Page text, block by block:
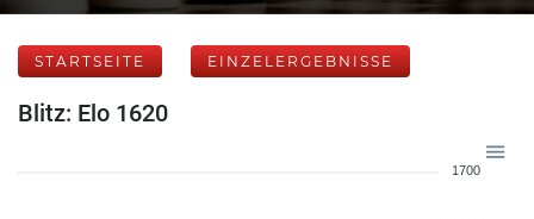
STARTSEITE EINZELERGEBNISSE
Blitz: Elo 1620
1700